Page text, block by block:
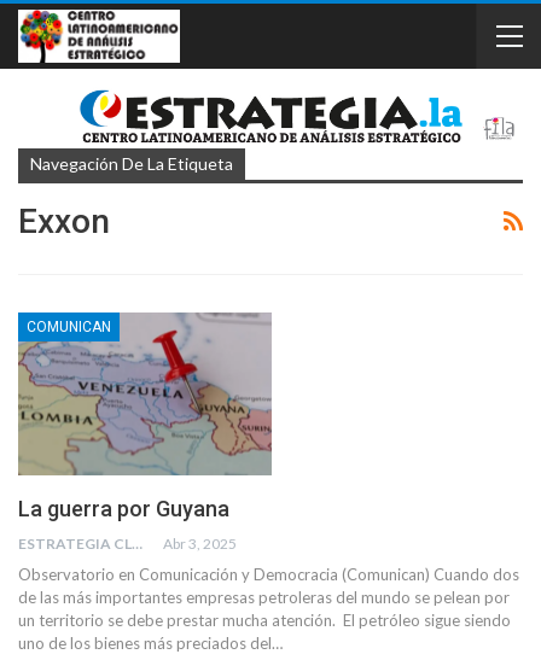
Navegación De La Etiqueta
Exxon
COMUNICAN
La guerra por Guyana
ESTRATEGIA CLAE Abr 3, 2025
Observatorio en Comunicación y Democracia (Comunican) Cuando dos
de las más importantes empresas petroleras del mundo se pelean por
un territorio se debe prestar mucha atención. El petróleo sigue siendo
uno de los bienes más preciados del…